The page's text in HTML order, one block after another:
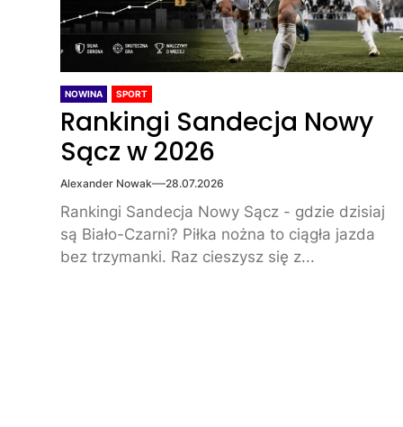
NOWINA SPORT
Rankingi Sandecja Nowy
Sącz w 2026
Alexander Nowak 28.07.2026
Rankingi Sandecja Nowy Sącz - gdzie dzisiaj
są Biało-Czarni? Piłka nożna to ciągła jazda
bez trzymanki. Raz cieszysz się z...